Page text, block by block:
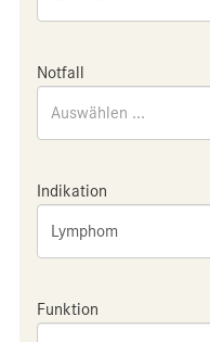
Notfall
Auswählen ...
Indikation
Lymphom
Funktion